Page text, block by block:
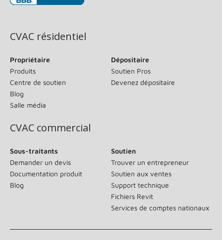
CVAC résidentiel
Propriétaire
Produits
Centre de soutien
Blog
Salle média
Dépositaire
Soutien Pros
Devenez dépositaire
CVAC commercial
Sous-traitants
Demander un devis
Documentation produit
Blog
Soutien
Trouver un entrepreneur
Soutien aux ventes
Support technique
Fichiers Revit
Services de comptes nationaux